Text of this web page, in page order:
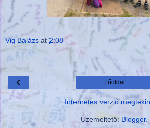
Vig Balázs at 2:08
‹ Főoldal
Internetes verzió
Üzemeltető: Blogger.